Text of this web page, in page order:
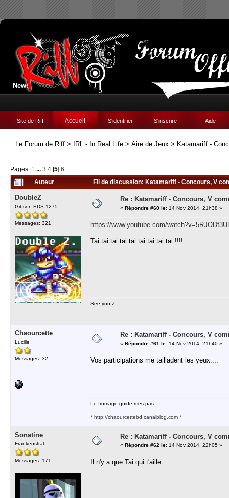
News:
Site de Riff Accueil S'identifier S'inscrire Aide
Le Forum de Riff > IRL - In Real Life > Aire de Jeux > Katamariff -
Pages: 1 ... 3 4 [5] 6
Auteur
Fil de discussion: Katamariff - Concours, V
DoubleZ
Gibson EDS-1275
Messages: 321
Re : Katamariff - Concours, V
« Répondre #60 le: 14 Nov 2014, 21h38 »
https://www.youtube.com/
Tai tai tai tai tai tai tai tai tai !!!!
See you Z.
Chaourcette
Lucille
Messages: 32
Re : Katamariff - Concours, V
« Répondre #61 le: 14 Nov 2014, 21h40 »
Vos participations me tailladent les yeux....
Le fromage guide mes pas...
* http://chaourcettebd.canalblog.com *
Sonatine
Frankenstrat
Messages: 171
Re : Katamariff - Concours, V
« Répondre #62 le: 14 Nov 2014, 22h05 »
Il n'y a que Tai qui t'aille.